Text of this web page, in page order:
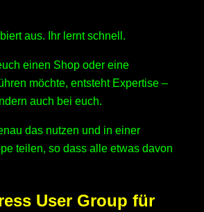
aus. Ihr lernt schnell.
einen Shop oder eine
möchte, entsteht Expertise –
auch bei euch.
das nutzen und in einer
teilen, so dass alle etwas davon
User Group für